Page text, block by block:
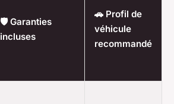
🛡️ Garanties
incluses
🚗 Profil de
véhicule
recommandé